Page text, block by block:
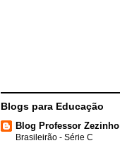
Blogs para Educação
Blog Professor Zezinho
Brasileirão - Série C